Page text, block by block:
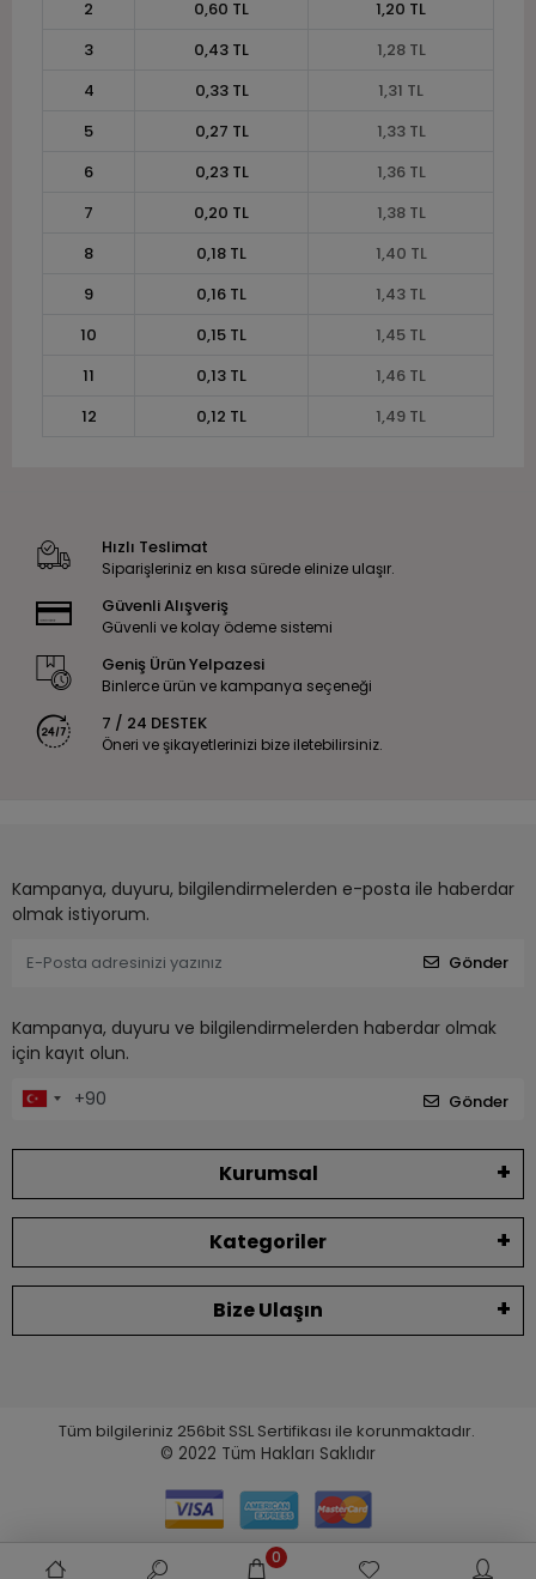
2
0,60 TL
1,20 TL
3
0,43 TL
1,28 TL
4
0,33 TL
1,31 TL
5
0,27 TL
1,33 TL
6
0,23 TL
1,36 TL
7
0,20 TL
1,38 TL
8
0,18 TL
1,40 TL
9
0,16 TL
1,43 TL
10
0,15 TL
1,45 TL
11
0,13 TL
1,46 TL
12
0,12 TL 1,49 TL
Hızlı Teslimat
Siparişleriniz en kısa sürede elinize ulaşır.
Güvenli Alışveriş
Güvenli ve kolay ödeme sistemi
Geniş Ürün Yelpazesi
Binlerce ürün ve kampanya seçeneği
7 / 24 DESTEK
Öneri ve şikayetlerinizi bize iletebilirsiniz.
Kampanya, duyuru, bilgilendirmelerden e-posta ile haberdar
olmak istiyorum.
Gönder
Kampanya, duyuru ve bilgilendirmelerden haberdar olmak
için kayıt olun.
Gönder
Kurumsal
Kategoriler
Bize Ulaşın
Tüm bilgileriniz 256bit SSL Sertifikası ile korunmaktadır.
© 2022 Tüm Hakları Saklıdır
0